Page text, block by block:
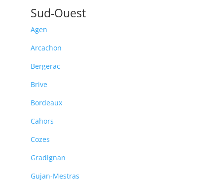
Sud-Ouest
Agen
Arcachon
Bergerac
Brive
Bordeaux
Cahors
Cozes
Gradignan
Gujan-Mestras